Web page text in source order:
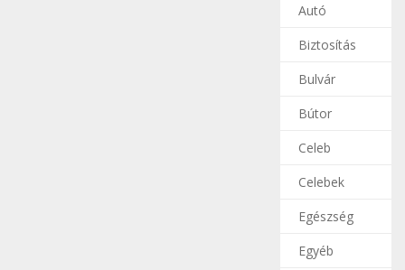
Autó
Biztosítás
Bulvár
Bútor
Celeb
Celebek
Egészség
Egyéb